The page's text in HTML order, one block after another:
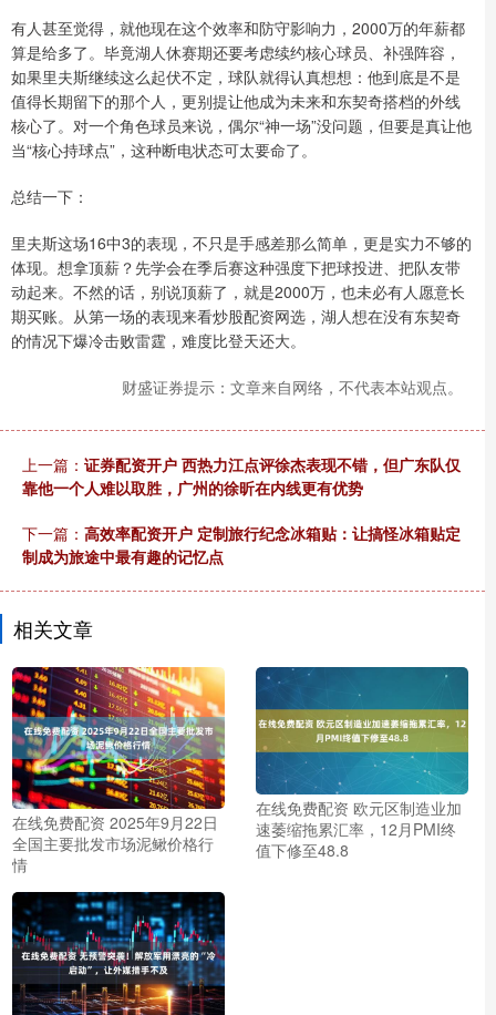
有人甚至觉得，就他现在这个效率和防守影响力，2000万的年薪都
算是给多了。毕竟湖人休赛期还要考虑续约核心球员、补强阵容，
如果里夫斯继续这么起伏不定，球队就得认真想想：他到底是不是
值得长期留下的那个人，更别提让他成为未来和东契奇搭档的外线
核心了。对一个角色球员来说，偶尔“神一场”没问题，但要是真让他
当“核心持球点”，这种断电状态可太要命了。
总结一下：
里夫斯这场16中3的表现，不只是手感差那么简单，更是实力不够的
体现。想拿顶薪？先学会在季后赛这种强度下把球投进、把队友带
动起来。不然的话，别说顶薪了，就是2000万，也未必有人愿意长
期买账。从第一场的表现来看炒股配资网选，湖人想在没有东契奇
的情况下爆冷击败雷霆，难度比登天还大。
财盛证券提示：文章来自网络，不代表本站观点。
上一篇： 证券配资开户 西热力江点评徐杰表现不错，但广东队仅
靠他一个人难以取胜，广州的徐昕在内线更有优势
下一篇： 高效率配资开户 定制旅行纪念冰箱贴：让搞怪冰箱贴定
制成为旅途中最有趣的记忆点
相关文章
在线免费配资 2025年9月22日
全国主要批发市场泥鳅价格行
情
在线免费配资 欧元区制造业加
速萎缩拖累汇率，12月PMI终
值下修至48.8